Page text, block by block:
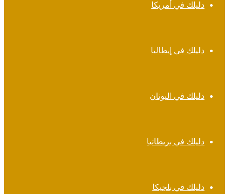
دليلك في أمريكا
دليلك في إيطاليا
دليلك في اليونان
دليلك في بريطانيا
دليلك في بلجيكا